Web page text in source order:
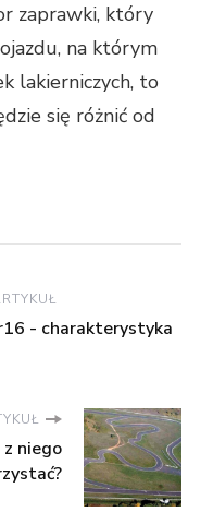
zaprawki, który
na którym
lakierniczych, to
się różnić od
- charakterystyka
niego